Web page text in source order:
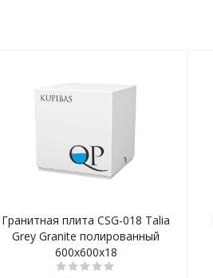
Гранитная плита CSG-018 Talia
Grey Granite полированный
600х600х18